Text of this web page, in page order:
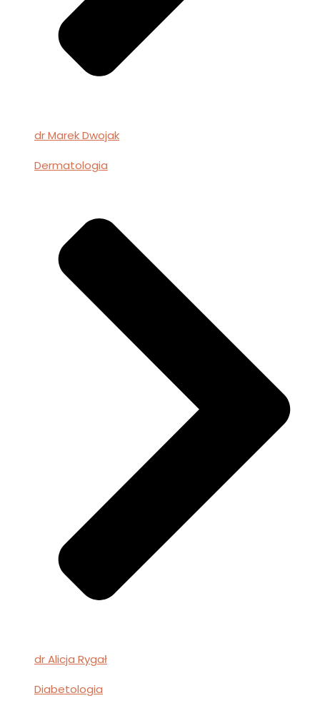
dr Marek Dwojak
Dermatologia
dr Alicja Rygał
Diabetologia